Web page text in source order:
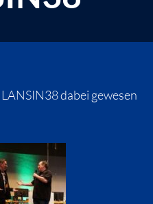
dabei gewesen